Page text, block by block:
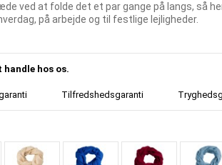
ved at folde det et par gange på langs, så
på arbejde og til festlige lejligheder.
hos os.
Tilfredshedsgaranti